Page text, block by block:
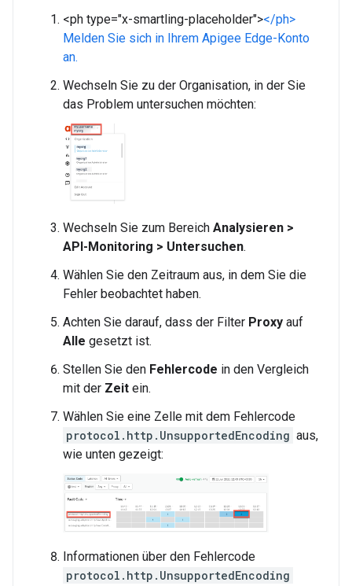
<ph type="x-smartling-placeholder"></ph>
Melden Sie sich in Ihrem Apigee Edge-Konto
an.
Wechseln Sie zu der Organisation, in der Sie
das Problem untersuchen möchten:
Wechseln Sie zum Bereich Analysieren >
API-Monitoring > Untersuchen.
Wählen Sie den Zeitraum aus, in dem Sie die
Fehler beobachtet haben.
Achten Sie darauf, dass der Filter Proxy auf
Alle gesetzt ist.
Stellen Sie den Fehlercode in den Vergleich
mit der Zeit ein.
Wählen Sie eine Zelle mit dem Fehlercode
protocol.http.UnsupportedEncoding aus,
wie unten gezeigt:
Informationen über den Fehlercode
protocol.http.UnsupportedEncoding